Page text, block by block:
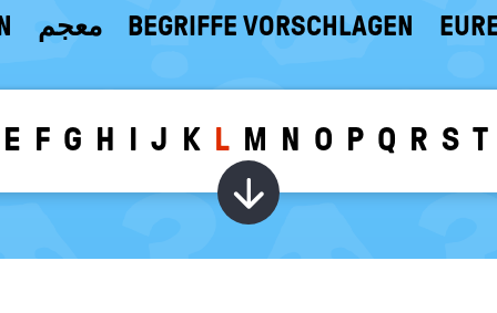
معجم BEGRIFFE VORSCHLAGEN
E F G H I J K L M N O P Q R S T
Wörter zu dem